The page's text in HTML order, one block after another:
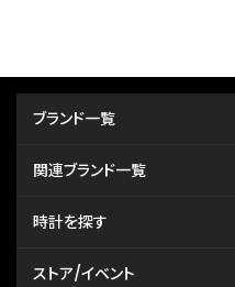
ブランド一覧
関連ブランド一覧
時計を探す
ストア/イベント